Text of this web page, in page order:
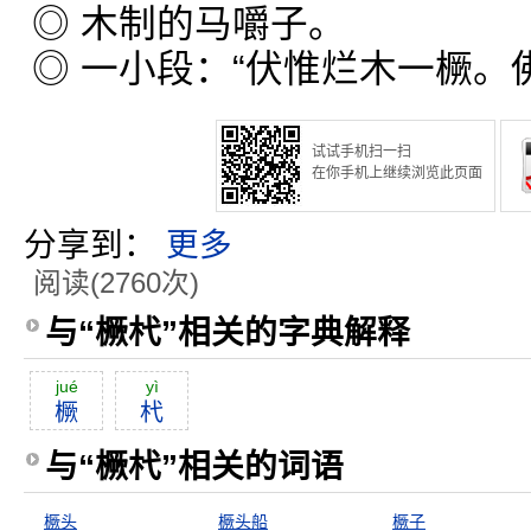
◎ 木制的马嚼子。
◎ 一小段：“伏惟烂木一橛。
试试手机扫一扫
在你手机上继续浏览此页面
分享到： 更多
阅读(2760次)
与“橛杙”相关的字典解释
jué
橛
yì
杙
与“橛杙”相关的词语
橛头 橛头船 橛子